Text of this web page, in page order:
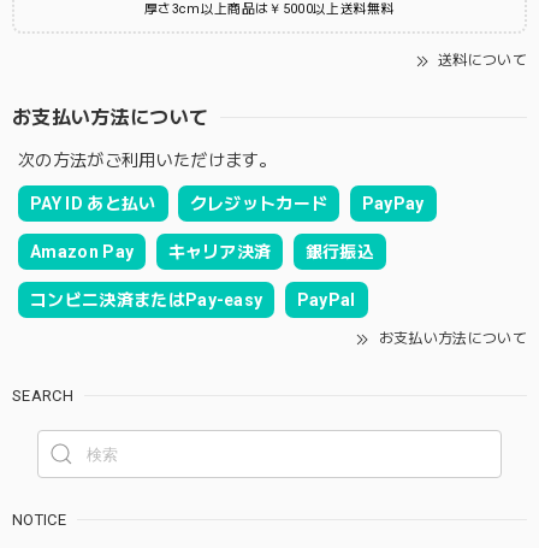
厚さ3cm以上商品は￥5000以上送料無料
送料について
お支払い方法について
次の方法がご利用いただけます。
PAY ID あと払い クレジットカード PayPay
Amazon Pay キャリア決済 銀行振込
コンビニ決済またはPay-easy PayPal
お支払い方法について
SEARCH
NOTICE